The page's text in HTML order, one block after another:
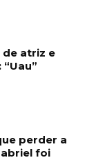
atriz e
perder a
foi